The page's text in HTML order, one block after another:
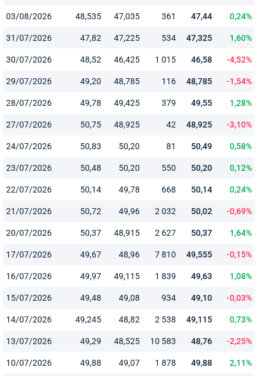
03/08/2026 48,535 47,035 361 47,44 0,24%
31/07/2026 47,82 47,225 534 47,325 1,60%
30/07/2026 48,52 46,425 1 015 46,58 -4,52%
29/07/2026 49,20 48,785 116 48,785 -1,54%
28/07/2026 49,78 49,425 379 49,55 1,28%
27/07/2026 50,75 48,925 42 48,925 -3,10%
24/07/2026 50,83 50,20 81 50,49 0,58%
23/07/2026 50,48 50,20 550 50,20 0,12%
22/07/2026 50,14 49,78 668 50,14 0,24%
21/07/2026 50,72 49,96 2 032 50,02 -0,69%
20/07/2026 50,37 48,915 2 627 50,37 1,64%
17/07/2026 49,67 48,96 7 810 49,555 -0,15%
16/07/2026 49,97 49,115 1 839 49,63 1,08%
15/07/2026 49,48 49,08 934 49,10 -0,03%
14/07/2026 49,245 48,82 2 538 49,115 0,73%
13/07/2026 49,29 48,525 10 583 48,76 -2,25%
10/07/2026 49,88 49,07 1 878 49,88 2,11%